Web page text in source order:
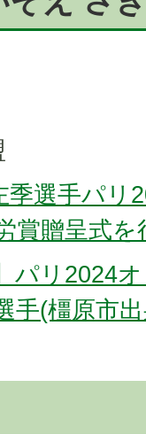
季選手パ
賞贈呈式
パリ2024
手(橿原市